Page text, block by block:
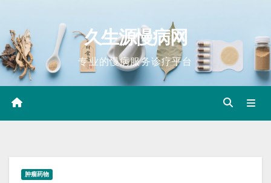
content
久生源慢病网
专业的慢病服务诊疗平台
肿瘤药物